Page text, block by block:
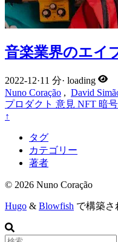
音楽業界のエイ
2022-12·11 分· loading
Nuno Coração , David
プロダクト 意見 NFT 暗号
↑
タグ
カテゴリー
著者
© 2026 Nuno Coração
Hugo & Blowfish で構築さ